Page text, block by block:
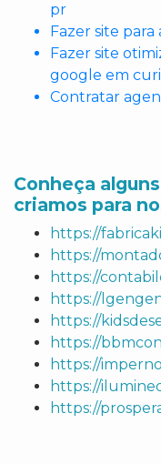
pr
Fazer site
Fazer site
google em
Contratar
Conheça
criamos para
https://
https://
https://
https://
https://
https://
https://
https://
https://